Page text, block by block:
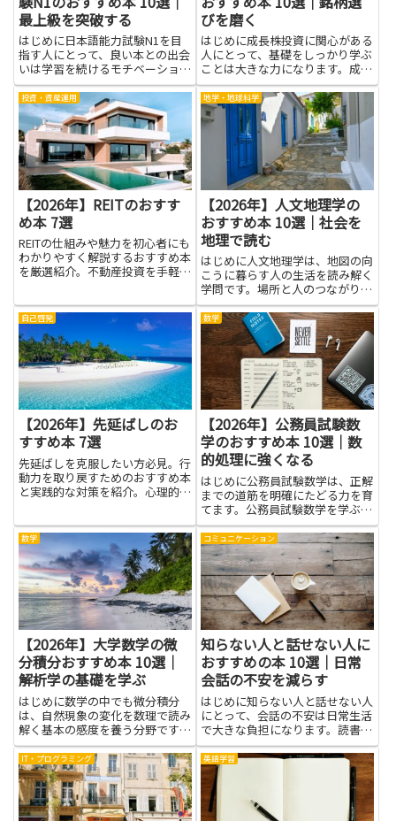
最上級を突破する
はじめに日本語能力試験N1を目
指す人にとって、良い本との出会
いは学習を続けるモチベーション
になります。難しさはあります
が、実際の会話や文章に近い題材
を選ぶと、語彙や表現の幅が自然
と広がります。最上級を突破する
には、知識をそのまま覚えるだけ
で...
びを磨く
はじめに成長株投資に関心がある
人にとって、基礎をしっかり学ぶ
ことは大きな力になります。成長
株投資は企業の成長性を見極める
力と、適切な銘柄選びを磨くこと
で、判断のブレを減らし自信を高
めることができます。本を通して
学べるのは、業績の読み方や成
投資・資産運用
【2026年】REITのおすす
め本 7選
REITの仕組みや魅力を初心者にも
わかりやすく解説するおすすめ本
を厳選紹介。不動産投資を手軽に
地学・地球科学
【2026年】人文地理学の
おすすめ本 10選｜社会を
地理で読む
はじめに人文地理学は、地図の向
こうに暮らす人の生活を読み解く
学問です。場所と人のつながりを
探ると、街の成り立ちや文化の違
い、ひとりひとりの暮らし方が見
えてきます。社会を地理で読むと
いう見方は、ニュースや身の回り
の話題を地図と場所の関係で考
え...
自己啓発
【2026年】先延ばしのお
すすめ本 7選
先延ばしを克服したい方必見。行
動力を取り戻すためのおすすめ本
と実践的な対策を紹介。心理的原
数学
【2026年】公務員試験数
学のおすすめ本 10選｜数
的処理に強くなる
はじめに公務員試験数学は、正解
までの道筋を明確にたどる力を育
てます。公務員試験数学を学ぶ
と、数的処理の基本操作や図表の
読み解き方、速さと正確さを両立
するコツを身につけやすくなりま
す。日常の計算力が試験の計算問
題で生きる場面が多く、データの
読...
数学
【2026年】大学数学の微
分積分おすすめ本 10選｜
解析学の基礎を学ぶ
はじめに数学の中でも微分積分
は、自然現象の変化を数理で読み
解く基本の感度を養う分野です。
大学数学の領域に踏み出すとき、
基礎となる考え方をしっかり身に
つけることが、難解な問題に直面
したときの道しるべになります。
ここで紹介する書籍群は、日常の
現...
コミュニケーション
知らない人と話せない人に
おすすめの本 10選｜日常
会話の不安を減らす
はじめに知らない人と話せない人
にとって、会話の不安は日常生活
で大きな負担になります。読書
は、その不安を和らげる有力な手
段です。言葉の選び方や相手との
距離の取り方、緊張をやわらげる
考え方など、本を通して学べるこ
とは多く、日常会話の基礎を身に
つ...
IT・プログラミング 英語学習